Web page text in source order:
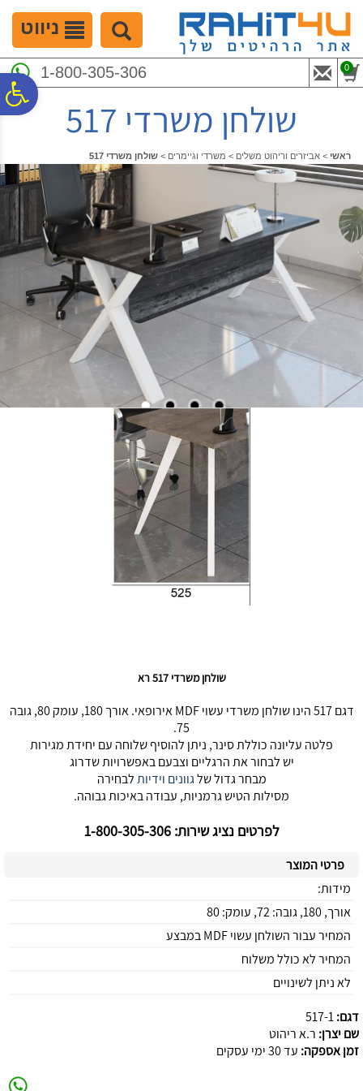
נגישות
המרכזי
ניווט
1-800-305-306 0
שולחן משרדי 517
ראשי > אביזרים וריהוט משלים > משרדי וגיימרים > שולחן משרדי 517
שולחן משרדי 517 רא
דגם 517 הינו שולחן משרדי עשוי MDF אירופאי. אורך 180, עומק 80, גובה
75.
פלטה עליונה כוללת סינר, ניתן להוסיף שלוחה עם יחידת מגירות
יש לבחור את הרגליים וצבעם באפשרויות שדרוג
מבחר גדול שלגוונים וידיותלבחירה
מסילות הטיש גרמניות, עבודה באיכות גבוהה.
לפרטים נציג שירות: 1-800-305-306
פרטי המוצר
מידות:
אורך, 180, גובה: 72, עומק: 80
המחיר עבור השולחן עשוי MDF במבצע
המחיר לא כולל משלוח
לא ניתן לשינויים
דגם:517-1
שם יצרן: ר.א ריהוט
זמן אספקה: עד 30 ימי עסקים